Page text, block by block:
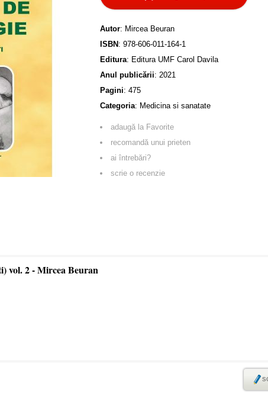
Autor: Mircea Beuran
ISBN : 978-606-011-164-1
Editura: Editura UMF Carol Davila
Anul publicării: 2021
Pagini: 475
Categoria: Medicina si sanatate
adaugă la Favorite
recomandă unui prieten
ai întrebări?
scrie o recenzie
vol. 2 - Mircea Beuran